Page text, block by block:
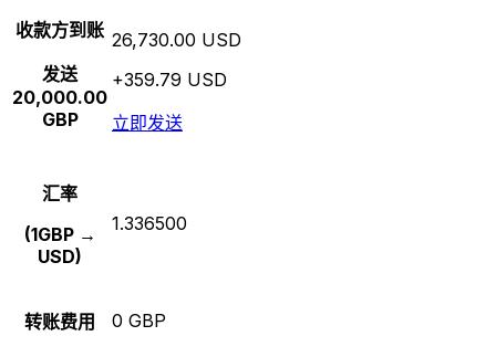
收款方到账
发送
20,000.00
GBP
26,730.00 USD
+359.79 USD
立即发送
汇率
(1GBP →
USD)
1.336500
转账费用 0 GBP